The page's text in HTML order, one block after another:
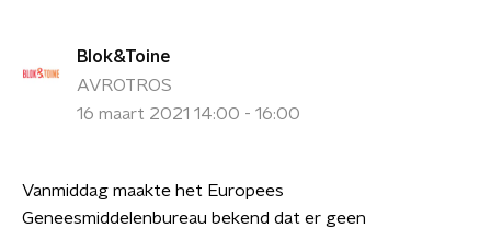
Blok&Toine
AVROTROS
16 maart 2021 14:00 - 16:00
Vanmiddag maakte het Europees
Geneesmiddelenbureau bekend dat er geen